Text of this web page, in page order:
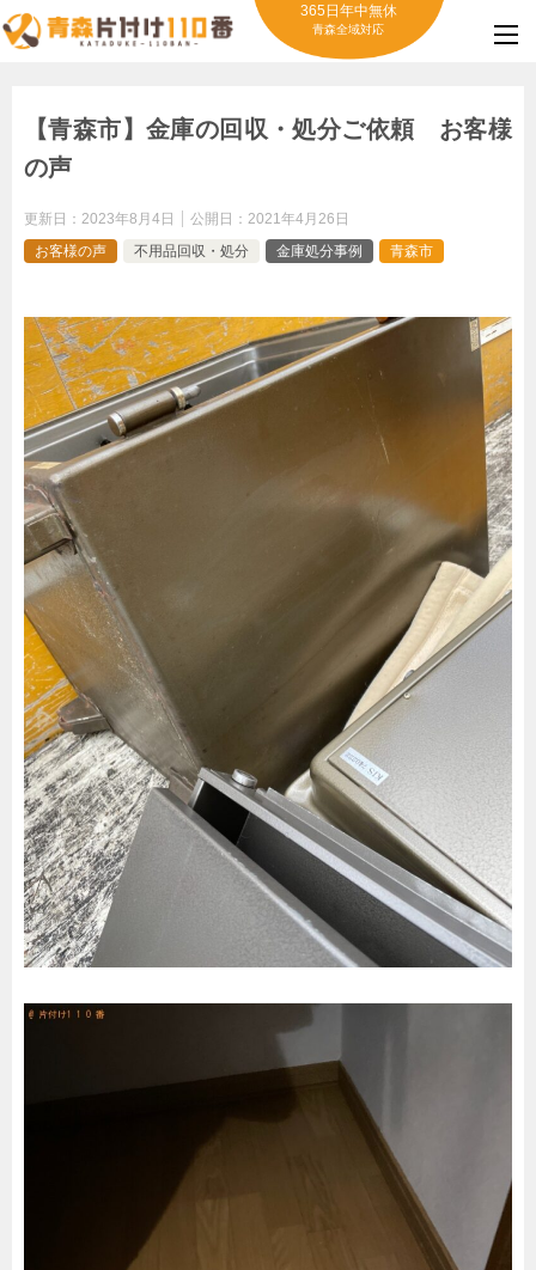
365日年中無休
青森全域対応
【青森市】金庫の回収・処分ご依頼 お客様
の声
更新日： 2023年8月4日 公開日： 2021年4月26日
お客様の声
不用品回収・処分 金庫処分事例 青森市